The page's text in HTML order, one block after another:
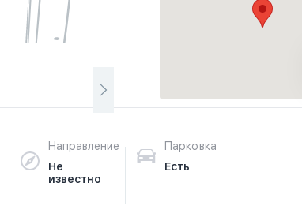
Направление
Не
известно
Парковка
Есть